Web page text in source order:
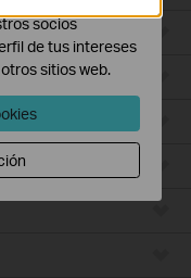
socios
de tus intereses
sitios web.